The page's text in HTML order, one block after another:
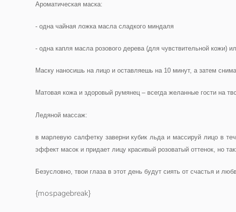
Ароматическая маска:
- одна чайная ложка масла сладкого миндаля
- одна капля масла розового дерева (для чувствительной кожи)
Маску наносишь на лицо и оставляешь на 10 минут, а затем
Матовая кожа и здоровый румянец – всегда желанные гости на
Ледяной массаж:
в марлевую салфетку заверни кубик льда и массируй лицо в
эффект масок и придает лицу красивый розоватый оттенок, но
Безусловно, твои глаза в этот день будут сиять от счастья и
{mospagebreak}